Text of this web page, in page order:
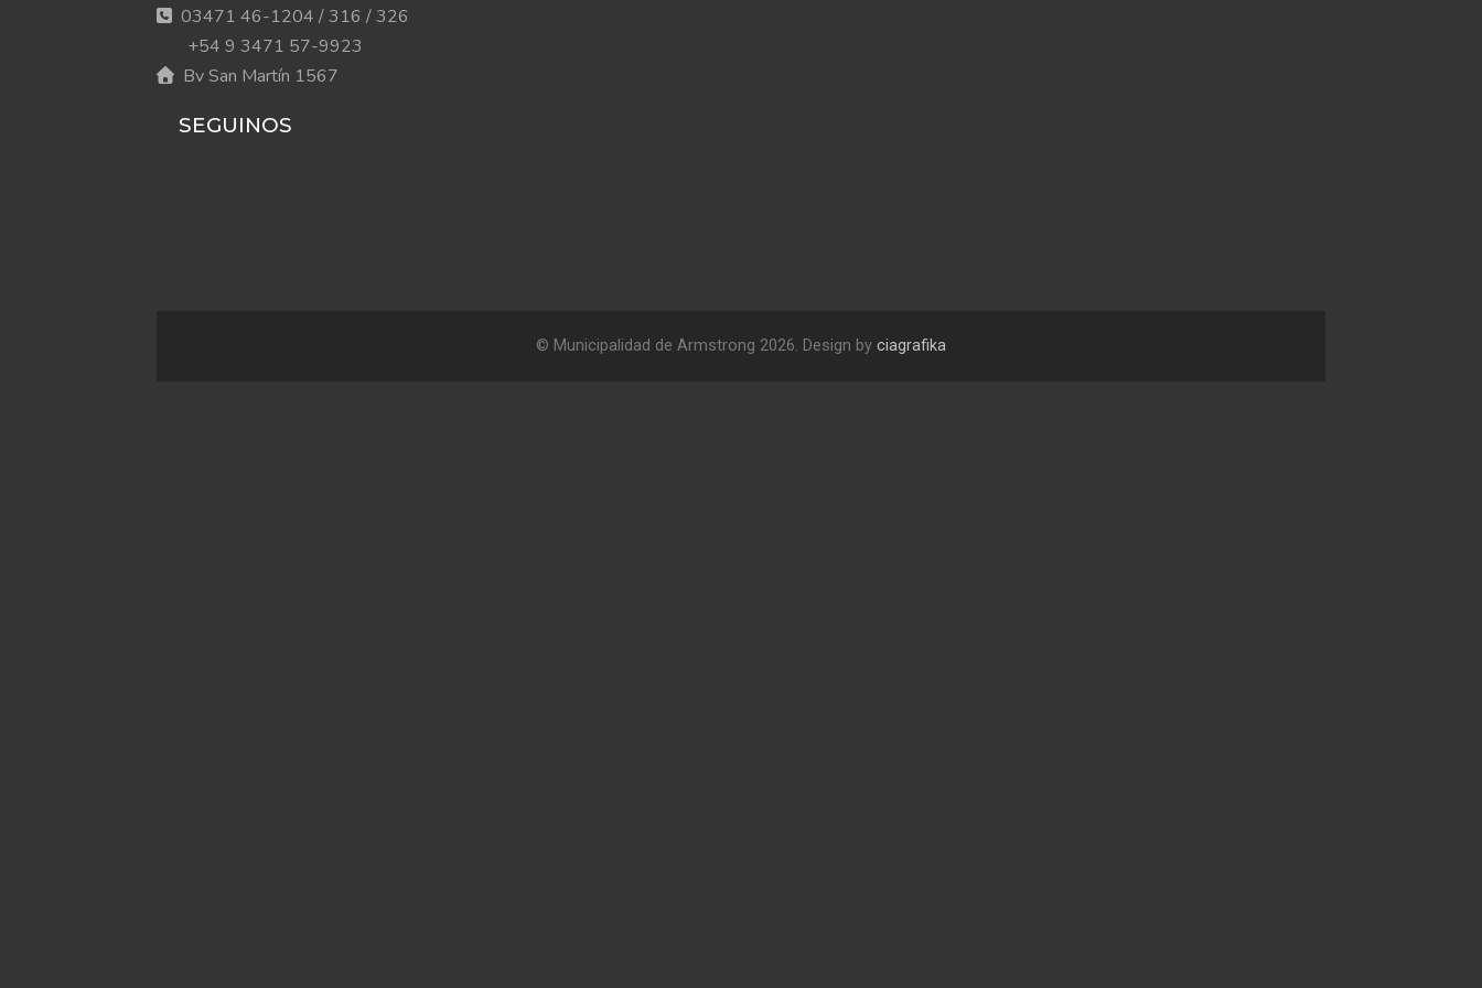
03471 46-1204 / 316 / 326
+54 9 3471 57-9923
Bv San Martín 1567
SEGUINOS
© Municipalidad de Armstrong 2026. Design by ciagrafika